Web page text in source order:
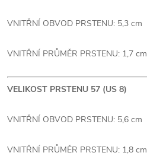
VNITŘNÍ OBVOD PRSTENU: 5,3 cm
VNITŘNÍ PRŮMĚR PRSTENU: 1,7 cm
VELIKOST PRSTENU 57 (US 8)
VNITŘNÍ OBVOD PRSTENU: 5,6 cm
VNITŘNÍ PRŮMĚR PRSTENU: 1,8 cm